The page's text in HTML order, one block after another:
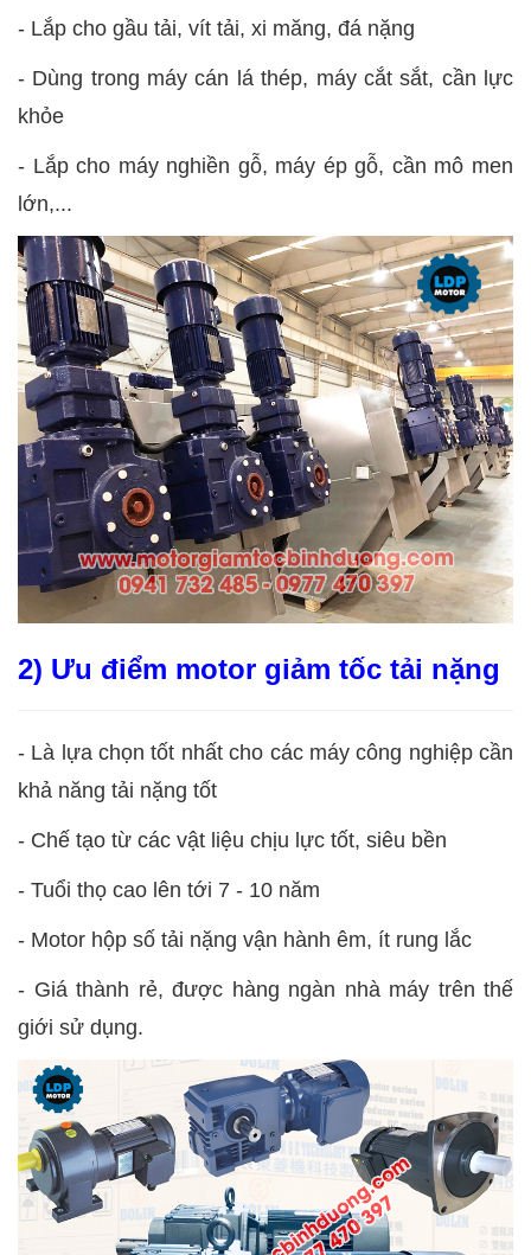
- Lắp cho gầu tải, vít tải, xi măng, đá nặng
- Dùng trong máy cán lá thép, máy cắt sắt, cần lực
khỏe
- Lắp cho máy nghiền gỗ, máy ép gỗ, cần mô men
lớn,...
2) Ưu điểm motor giảm tốc tải nặng
- Là lựa chọn tốt nhất cho các máy công nghiệp cần
khả năng tải nặng tốt
- Chế tạo từ các vật liệu chịu lực tốt, siêu bền
- Tuổi thọ cao lên tới 7 - 10 năm
- Motor hộp số tải nặng vận hành êm, ít rung lắc
- Giá thành rẻ, được hàng ngàn nhà máy trên thế
giới sử dụng.